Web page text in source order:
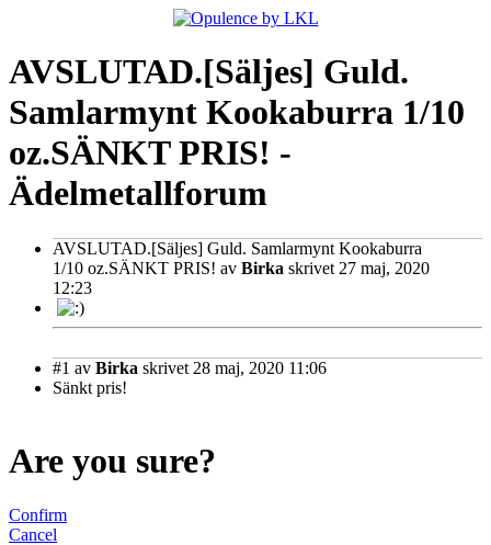
AVSLUTAD.[Säljes] Guld.
Samlarmynt Kookaburra 1/10
oz.SÄNKT PRIS! -
Ädelmetallforum
AVSLUTAD.[Säljes] Guld. Samlarmynt Kookaburra
1/10 oz.SÄNKT PRIS! av Birka skrivet 27 maj, 2020
12:23
#1 av Birka skrivet 28 maj, 2020 11:06
Sänkt pris!
Are you sure?
Confirm
Cancel